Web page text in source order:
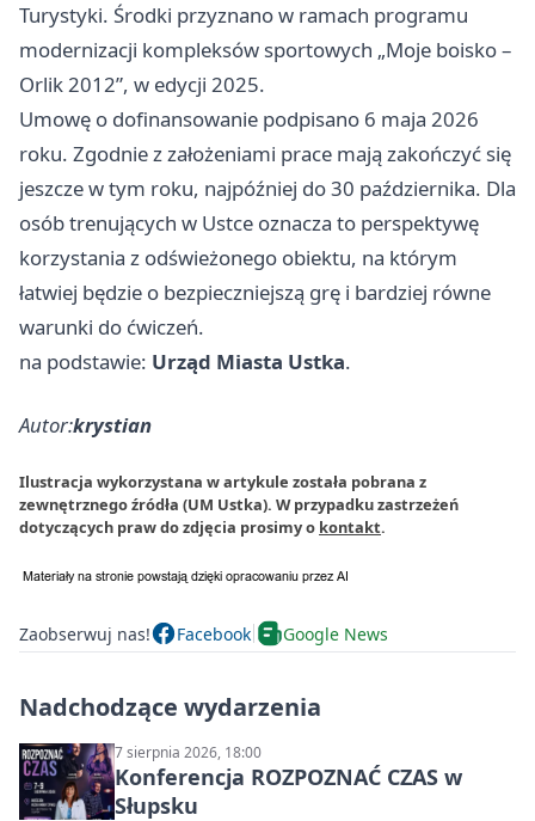
Turystyki. Środki przyznano w ramach programu
modernizacji kompleksów sportowych „Moje boisko –
Orlik 2012”, w edycji 2025.
Umowę o dofinansowanie podpisano 6 maja 2026
roku. Zgodnie z założeniami prace mają zakończyć się
jeszcze w tym roku, najpóźniej do 30 października. Dla
osób trenujących w Ustce oznacza to perspektywę
korzystania z odświeżonego obiektu, na którym
łatwiej będzie o bezpieczniejszą grę i bardziej równe
warunki do ćwiczeń.
na podstawie: Urząd Miasta Ustka.
Autor:krystian
Ilustracja wykorzystana w artykule została pobrana z
zewnętrznego źródła (UM Ustka). W przypadku zastrzeżeń
dotyczących praw do zdjęcia prosimy o kontakt.
Zaobserwuj nas! Facebook Google News
Nadchodzące wydarzenia
7 sierpnia 2026, 18:00
Konferencja ROZPOZNAĆ CZAS w
Słupsku